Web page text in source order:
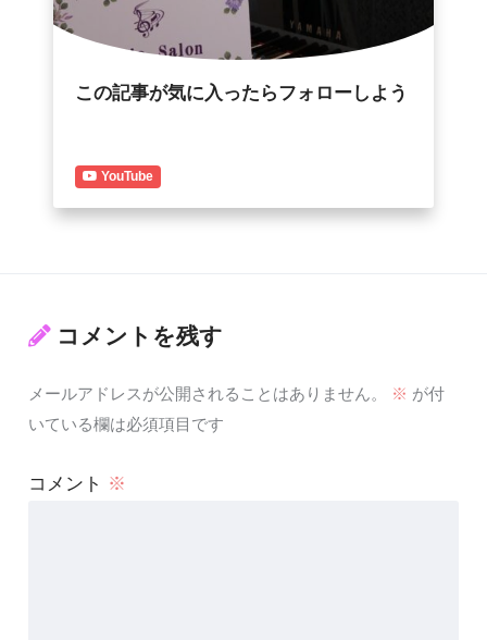
この記事が気に入ったらフォローしよう
YouTube
コメントを残す
メールアドレスが公開されることはありません。 ※ が付
いている欄は必須項目です
コメント ※